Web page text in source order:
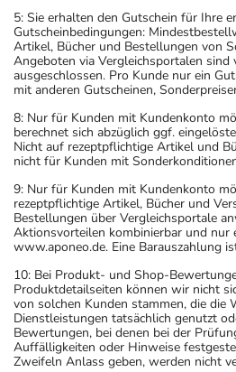
5: Sie erhalten den Gutschein für Ihre
Gutscheinbedingungen:
Artikel, Bücher und Bestellungen von
Angeboten via Vergleichsportalen sind
ausgeschlossen. Pro Kunde nur ein
mit anderen Gutscheinen,
8: Nur für Kunden mit Kundenkonto
berechnet sich abzüglich ggf.
Nicht auf rezeptpflichtige Artikel und
nicht für Kunden mit
9: Nur für Kunden mit Kundenkonto
rezeptpflichtige Artikel, Bücher und
Bestellungen über Vergleichsportale
Aktionsvorteilen kombinierbar und nur
www.aponeo.de. Eine Barauszahlung
10: Bei Produkt- und Shop-
Produktdetailseiten können wir nicht
von solchen Kunden stammen, die die
Dienstleistungen tatsächlich genutzt
Bewertungen, bei denen bei der
Auffälligkeiten oder Hinweise
Zweifeln Anlass geben, werden nicht